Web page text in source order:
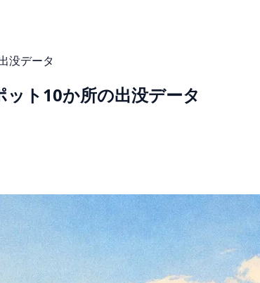
没データ
ト10か所の出没データ